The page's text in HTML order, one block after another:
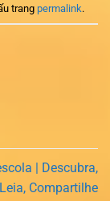
trang permalink.
| Descubra,
Leia, Compartilhe